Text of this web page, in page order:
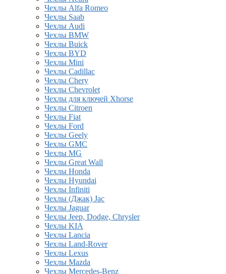
Чехлы Alfa Romeo
Чехлы Saab
Чехлы Audi
Чехлы BMW
Чехлы Buick
Чехлы BYD
Чехлы Mini
Чехлы Cadillac
Чехлы Chery
Чехлы Chevrolet
Чехлы для ключей Xhorse
Чехлы Citroen
Чехлы Fiat
Чехлы Ford
Чехлы Geely
Чехлы GMC
Чехлы MG
Чехлы Great Wall
Чехлы Honda
Чехлы Hyundai
Чехлы Infiniti
Чехлы (Джак) Jac
Чехлы Jaguar
Чехлы Jeep, Dodge, Chrysler
Чехлы KIA
Чехлы Lancia
Чехлы Land-Rover
Чехлы Lexus
Чехлы Mazda
Чехлы Mercedes-Benz